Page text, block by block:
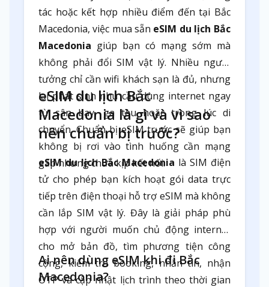
tác hoặc kết hợp nhiều điểm đến tại Bắc
Macedonia, việc mua sẵn eSIM du lịch Bắc
Macedonia giúp bạn có mạng sớm mà
không phải đổi SIM vật lý. Nhiều người
tưởng chỉ cần wifi khách sạn là đủ, nhưng
lại phát sinh nhu cầu dùng internet ngay
từ sân bay, ga tàu hoặc trong lúc di
chuyển. Chuẩn bị eSIM trước sẽ giúp bạn
không bị rơi vào tình huống cần mạng
gấp nhưng chưa kịp kết nối.
eSIM du lịch Bắc
Macedonia là gì và vì sao
nên chuẩn bị trước?
eSIM du lịch Bắc Macedonia là SIM điện
tử cho phép bạn kích hoạt gói data trực
tiếp trên điện thoại hỗ trợ eSIM mà không
cần lắp SIM vật lý. Đây là giải pháp phù
hợp với người muốn chủ động internet
cho mở bản đồ, tìm phương tiện công
cộng, kiểm tra booking, nhắn tin, nhận
OTP và cập nhật lịch trình theo thời gian
Ai nên dùng eSIM khi đi Bắc
Macedonia?